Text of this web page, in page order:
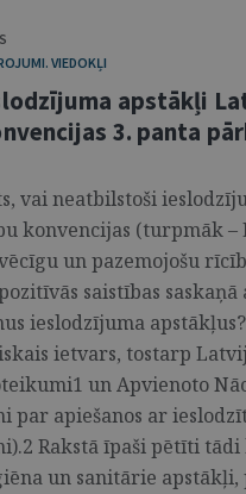
VIEDOKĻI
apstākļi
3. panta
vai neatbilstoši
konvencijas (turpmāk –
un pazemojošu
saistības saskaņā
ieslodzījuma
ietvars, tostarp
un Apvienoto
par apiešanos ar
Rakstā īpaši pētīti
un sanitārie